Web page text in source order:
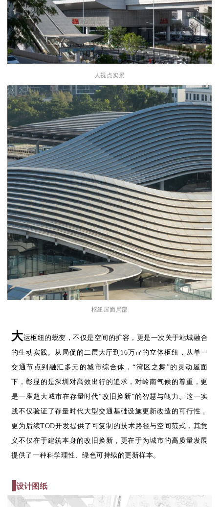
人视点实景
枢纽屋面局部
大运枢纽的蜕变，不仅是空间的扩容，更是一次关于站城融合
的生动实践。从局促的二层大厅到16万㎡的立体枢纽，从单一
交通节点到融汇多元的城市综合体，“湾区之舞”的灵动屋面
下，彰显的是深圳对高效出行的追求，对岭南气候的尊重，更
是一座超大城市在存量时代“改旧换新”的智慧与魄力。这一实
践不仅验证了存量时代大型交通基础设施更新改造的可行性，
更为后续TOD开发提供了可复制的技术路径与空间范式，其意
义不仅在于建筑本身的改旧换新，更在于为城市的高质量发展
提供了一种科学理性、绿色可持续的更新样本。
设计图纸